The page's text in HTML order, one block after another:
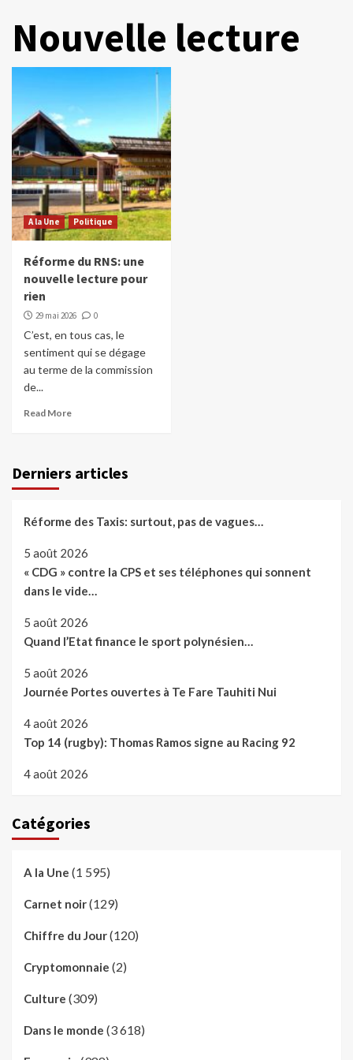
Nouvelle lecture
A la Une Politique
Réforme du RNS: une
nouvelle lecture pour
rien
29 mai 2026 0
C’est, en tous cas, le
sentiment qui se dégage
au terme de la commission
de...
Read More
Derniers articles
Réforme des Taxis: surtout, pas de vagues…
5 août 2026
« CDG » contre la CPS et ses téléphones qui sonnent
dans le vide…
5 août 2026
Quand l’Etat finance le sport polynésien…
5 août 2026
Journée Portes ouvertes à Te Fare Tauhiti Nui
4 août 2026
Top 14 (rugby): Thomas Ramos signe au Racing 92
4 août 2026
Catégories
A la Une (1 595)
Carnet noir(129)
Chiffre du Jour(120)
Cryptomonnaie (2)
Culture (309)
Dans le monde (3 618)